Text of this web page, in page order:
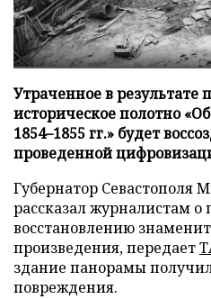
Утраченное в результате
историческое полотно
1854–1855 гг.» будет
проведенной
Губернатор Севастополя
рассказал журналистам о
восстановлению
произведения, передает
здание панорамы
повреждения.